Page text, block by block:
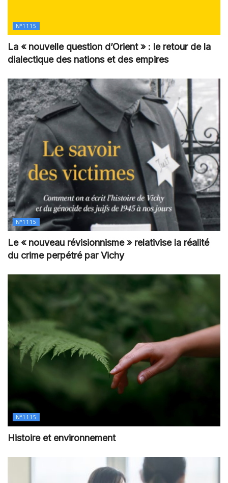
N°1115
La « nouvelle question d’Orient » : le retour de la
dialectique des nations et des empires
N°1115
Le « nouveau révisionnisme » relativise la réalité
du crime perpétré par Vichy
N°1115
Histoire et environnement